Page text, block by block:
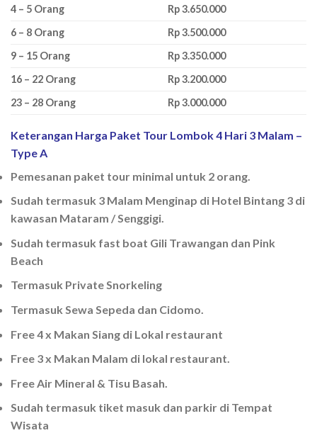
4 – 5 Orang
Rp 3.650.000
6 – 8 Orang
Rp 3.500.000
9 – 15 Orang
Rp 3.350.000
16 – 22 Orang
Rp 3.200.000
23 – 28 Orang
Rp 3.000.000
Keterangan Harga Paket Tour Lombok 4 Hari 3 Malam –
Type A
Pemesanan paket tour minimal untuk 2 orang.
Sudah termasuk 3 Malam Menginap di Hotel Bintang 3 di
kawasan Mataram / Senggigi.
Sudah termasuk fast boat Gili Trawangan dan Pink
Beach
Termasuk Private Snorkeling
Termasuk Sewa Sepeda dan Cidomo.
Free 4 x Makan Siang di Lokal restaurant
Free 3 x Makan Malam di lokal restaurant.
Free Air Mineral & Tisu Basah.
Sudah termasuk tiket masuk dan parkir di Tempat
Wisata